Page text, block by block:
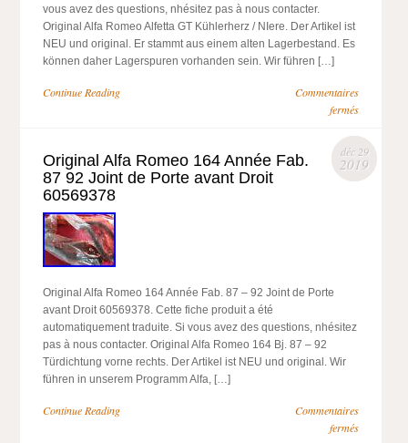
vous avez des questions, nhésitez pas à nous contacter.
Original Alfa Romeo Alfetta GT Kühlerherz / NIere. Der Artikel ist
NEU und original. Er stammt aus einem alten Lagerbestand. Es
können daher Lagerspuren vorhanden sein. Wir führen […]
Continue Reading
Commentaires
fermés
déc 29
2019
Original Alfa Romeo 164 Année Fab.
87 92 Joint de Porte avant Droit
60569378
Original Alfa Romeo 164 Année Fab. 87 – 92 Joint de Porte
avant Droit 60569378. Cette fiche produit a été
automatiquement traduite. Si vous avez des questions, nhésitez
pas à nous contacter. Original Alfa Romeo 164 Bj. 87 – 92
Türdichtung vorne rechts. Der Artikel ist NEU und original. Wir
führen in unserem Programm Alfa, […]
Continue Reading
Commentaires
fermés